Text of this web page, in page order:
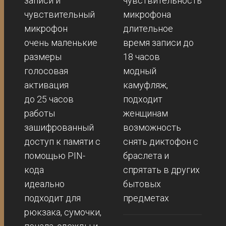
чувствительный
микрофон
очень маленькие
размеры
голосовая
активация
до 25 часов
работы
зашифрованный
доступ к памяти с
помощью PIN-
кода
идеально
подходит для
рюкзака, сумочки,
микрофона
длительное
время записи до
18 часов
модный
камуфляж,
подходит
женщинам
возможность
снять диктофон с
браслета и
спрятать в других
бытовых
предметах